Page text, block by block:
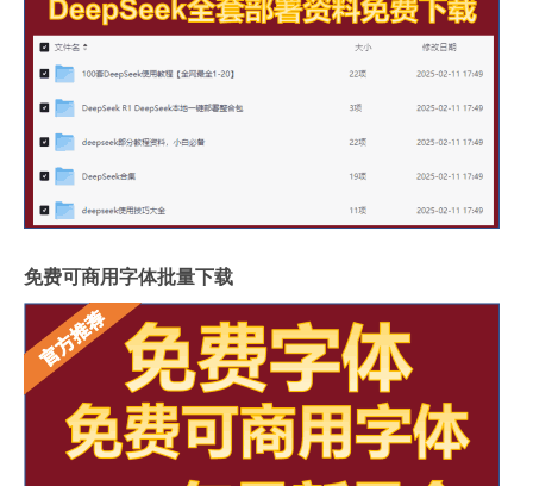
免费可商用字体批量下载